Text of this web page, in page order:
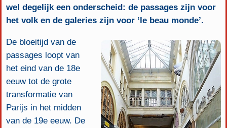
wel degelijk een onderscheid: de passages zijn voor
het volk en de galeries zijn voor ‘le beau monde’.
De bloeitijd van de
passages loopt van
het eind van de 18e
eeuw tot de grote
transformatie van
Parijs in het midden
van de 19e eeuw. De